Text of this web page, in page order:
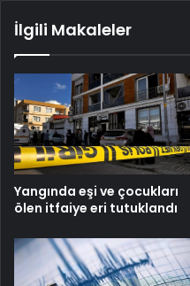
İlgili Makaleler
Yangında eşi ve çocukları
ölen itfaiye eri tutuklandı